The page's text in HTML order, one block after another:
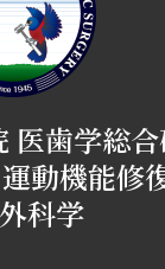
医歯学総
動機能修
科学